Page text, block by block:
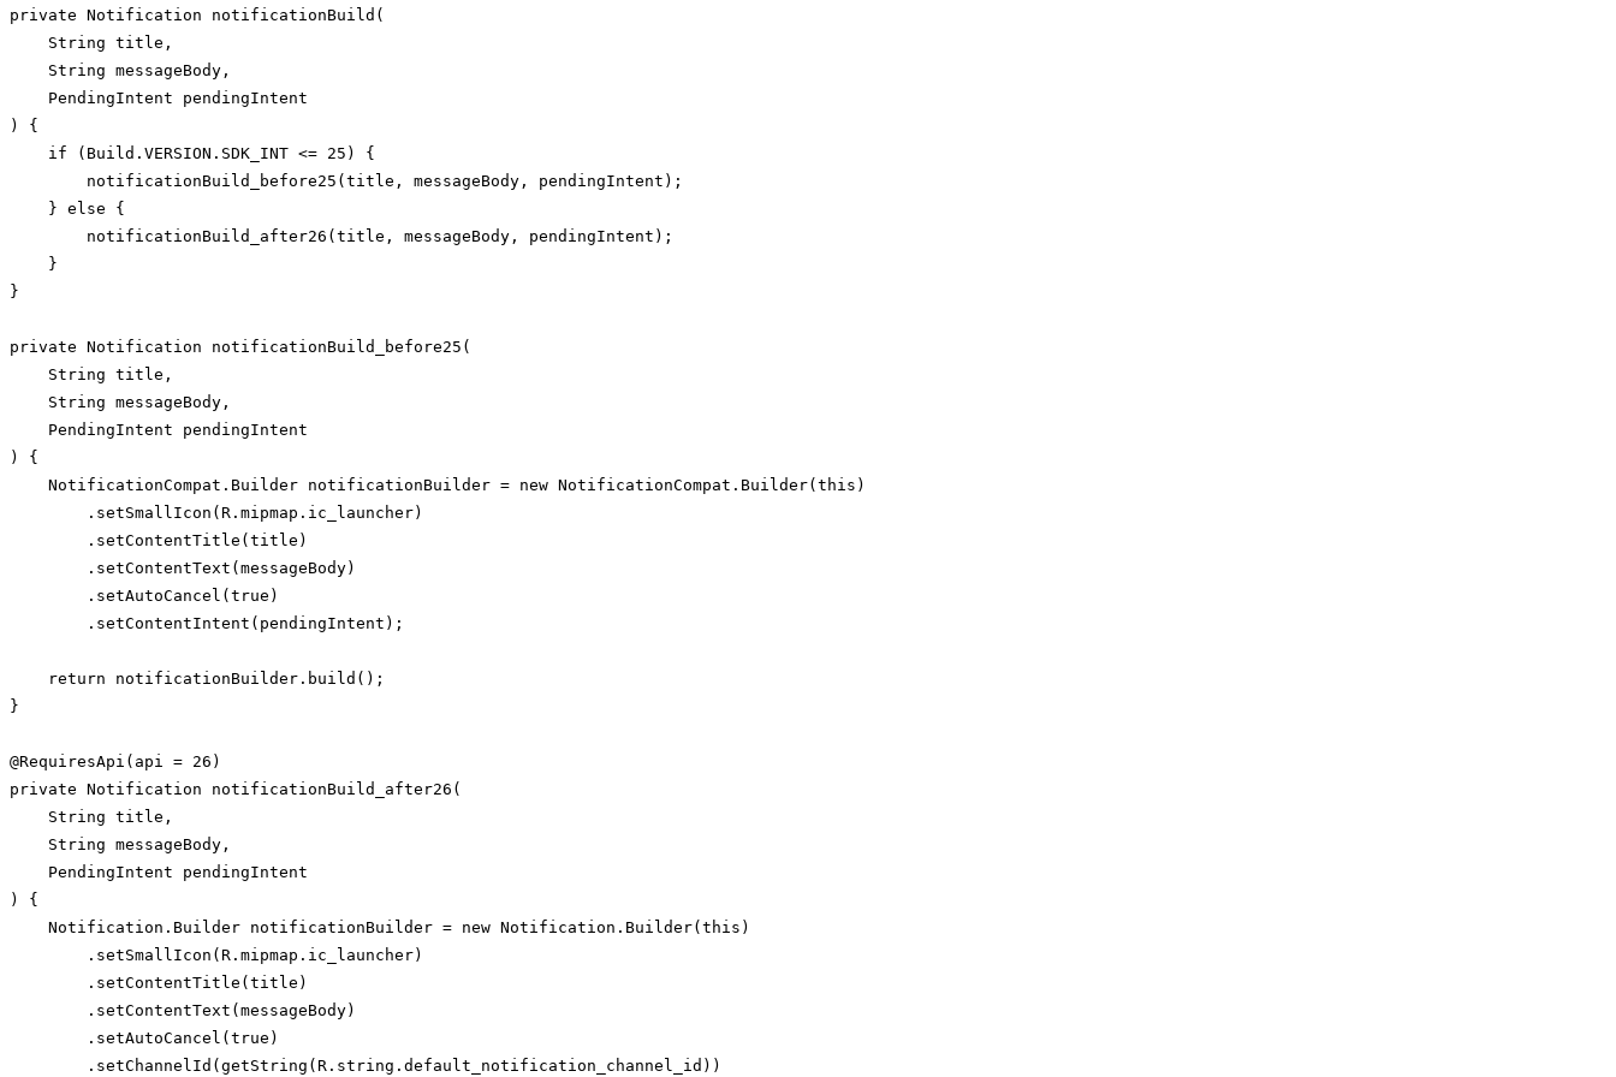
private Notification notificationBuild(
String title,
String messageBody,
    PendingIntent pendingIntent
) {
if (Build.VERSION.SDK_INT <= 25 ) {
        notificationBuild_before25(title, messageBody, pendingIntent);
    }
else {
        notificationBuild_after26(title, messageBody, pendingIntent);
    }
}
private Notification notificationBuild_before25(
String title,
String messageBody,
    PendingIntent pendingIntent
) {
    NotificationCompat.Builder notificationBuilder =
new NotificationCompat.Builder( this )
        .setSmallIcon(R.mipmap.ic_launcher)
        .setContentTitle(title)
        .setContentText(messageBody)
        .setAutoCancel(
true )
        .setContentIntent(pendingIntent);
return notificationBuilder.build();
}
@RequiresApi(api = 26 )
private Notification notificationBuild_after26(
String title,
String messageBody,
    PendingIntent pendingIntent
) {
    Notification.Builder notificationBuilder =
new Notification.Builder( this )
        .setSmallIcon(R.mipmap.ic_launcher)
        .setContentTitle(title)
        .setContentText(messageBody)
        .setAutoCancel(
true )
        .setChannelId(getString(R.string.default_notification_channel_id))